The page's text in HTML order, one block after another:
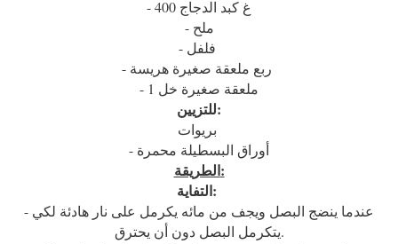
- 400 غ كبد الدجاج
- ملح
- 1 ملعقة صغيرة خل
للتزيين:
- أوراق البسطيلة محمرة
الطريقة:
التفاية:
- عندما ينضج البصل ويجف من مائه يكرمل على نار هادئة لكي
يتكرمل البصل دون أن يحترق.